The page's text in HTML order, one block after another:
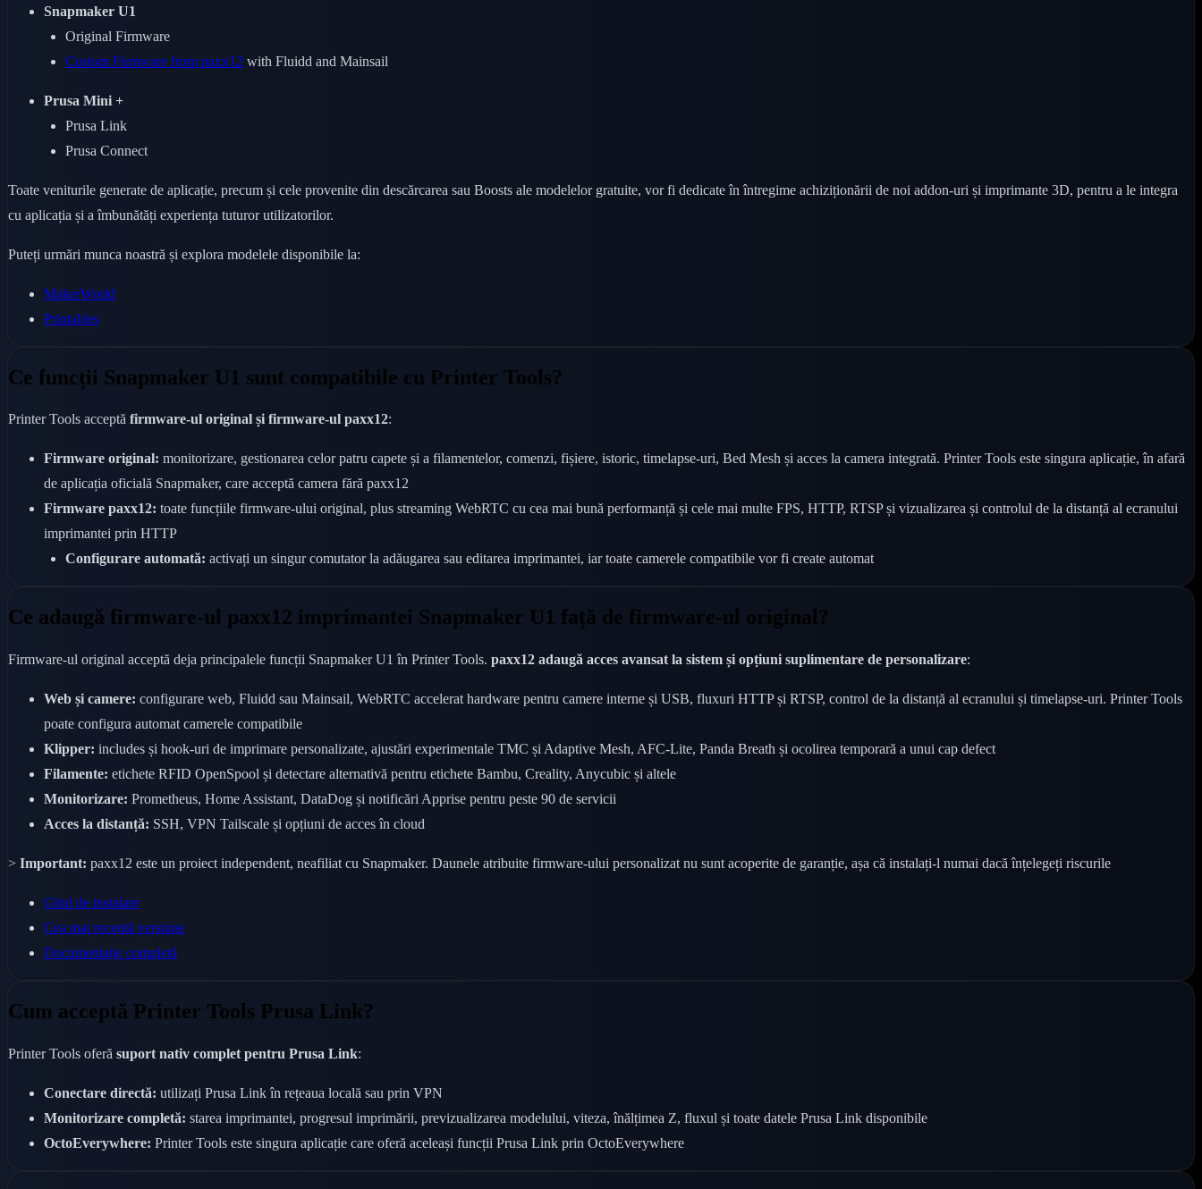
Snapmaker U1
Original Firmware
Custom Firmware from paxx12 with Fluidd and Mainsail
Prusa Mini +
Prusa Link
Prusa Connect
Toate veniturile generate de aplicație, precum și cele provenite din descărcarea sau Boosts ale modelelor gratuite, vor fi dedicate în întregime achiziționării de noi addon-uri și imprimante 3D, pentru a le integra
cu aplicația și a îmbunătăți experiența tuturor utilizatorilor.
Puteți urmări munca noastră și explora modelele disponibile la:
MakerWorld
Printables
Ce funcții Snapmaker U1 sunt compatibile cu Printer Tools?
Printer Tools acceptă firmware-ul original și firmware-ul paxx12:
Firmware original: monitorizare, gestionarea celor patru capete și a filamentelor, comenzi, fișiere, istoric, timelapse-uri, Bed Mesh și acces la camera integrată. Printer Tools este singura aplicație, în afară
de aplicația oficială Snapmaker, care acceptă camera fără paxx12
Firmware paxx12: toate funcțiile firmware-ului original, plus streaming WebRTC cu cea mai bună performanță și cele mai multe FPS, HTTP, RTSP și vizualizarea și controlul de la distanță al ecranului
imprimantei prin HTTP
Configurare automată: activați un singur comutator la adăugarea sau editarea imprimantei, iar toate camerele compatibile vor fi create automat
Ce adaugă firmware-ul paxx12 imprimantei Snapmaker U1 față de firmware-ul original?
Firmware-ul original acceptă deja principalele funcții Snapmaker U1 în Printer Tools. paxx12 adaugă acces avansat la sistem și opțiuni suplimentare de personalizare:
Web și camere: configurare web, Fluidd sau Mainsail, WebRTC accelerat hardware pentru camere interne și USB, fluxuri HTTP și RTSP, control de la distanță al ecranului și timelapse-uri. Printer Tools
poate configura automat camerele compatibile
Klipper: includes și hook-uri de imprimare personalizate, ajustări experimentale TMC și Adaptive Mesh, AFC-Lite, Panda Breath și ocolirea temporară a unui cap defect
Filamente: etichete RFID OpenSpool și detectare alternativă pentru etichete Bambu, Creality, Anycubic și altele
Monitorizare: Prometheus, Home Assistant, DataDog și notificări Apprise pentru peste 90 de servicii
Acces la distanță: SSH, VPN Tailscale și opțiuni de acces în cloud
> Important: paxx12 este un proiect independent, neafiliat cu Snapmaker. Daunele atribuite firmware-ului personalizat nu sunt acoperite de garanție, așa că instalați-l numai dacă înțelegeți riscurile
Ghid de instalare
Cea mai recentă versiune
Documentație completă
Cum acceptă Printer Tools Prusa Link?
Printer Tools oferă suport nativ complet pentru Prusa Link:
Conectare directă: utilizați Prusa Link în rețeaua locală sau prin VPN
Monitorizare completă: starea imprimantei, progresul imprimării, previzualizarea modelului, viteza, înălțimea Z, fluxul și toate datele Prusa Link disponibile
OctoEverywhere: Printer Tools este singura aplicație care oferă aceleași funcții Prusa Link prin OctoEverywhere